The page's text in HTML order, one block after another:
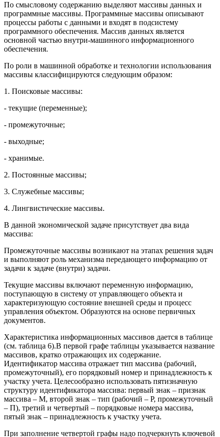
По смысловому содержанию выделяют массивы данных и
программные массивы. Программные массивы описывают
процессы работы с данными и входят в подсистему
программного обеспечения. Массив данных является
основной частью внутри-машинного информационного
обеспечения.
По роли в машинной обработке и технологии использования
массивы классифицируются следующим образом:
1. Поисковые массивы:
- текущие (переменные);
- промежуточные;
- выходные;
- хранимые.
2. Постоянные массивы;
3. Служебные массивы;
4. Лингвистические массивы.
В данной экономической задаче присутствует два вида
массива:
Промежуточные массивы возникают на этапах решения задач
и выполняют роль механизма передающего информацию от
задачи к задаче (внутри) задачи.
Текущие массивы включают переменную информацию,
поступающую в систему от управляющего объекта и
характеризующую состояние внешней среды и процесс
управления объектом. Образуются на основе первичных
документов.
Характеристика информационных массивов дается в таблице
(см. таблица 6).В первой графе таблицы указывается название
массивов, кратко отражающих их содержание.
Идентификатор массива отражает тип массива (рабочий,
промежуточный), его порядковый номер и принадлежность к
участку учета. Целесообразно использовать пятизначную
структуру идентификатора массива: первый знак – признак
массива – М, второй знак – тип (рабочий – Р, промежуточный
– П), третий и четвертый – порядковые номера массива,
пятый знак – принадлежность к участку учета.
При заполнение четвертой графы надо подчеркнуть ключевой